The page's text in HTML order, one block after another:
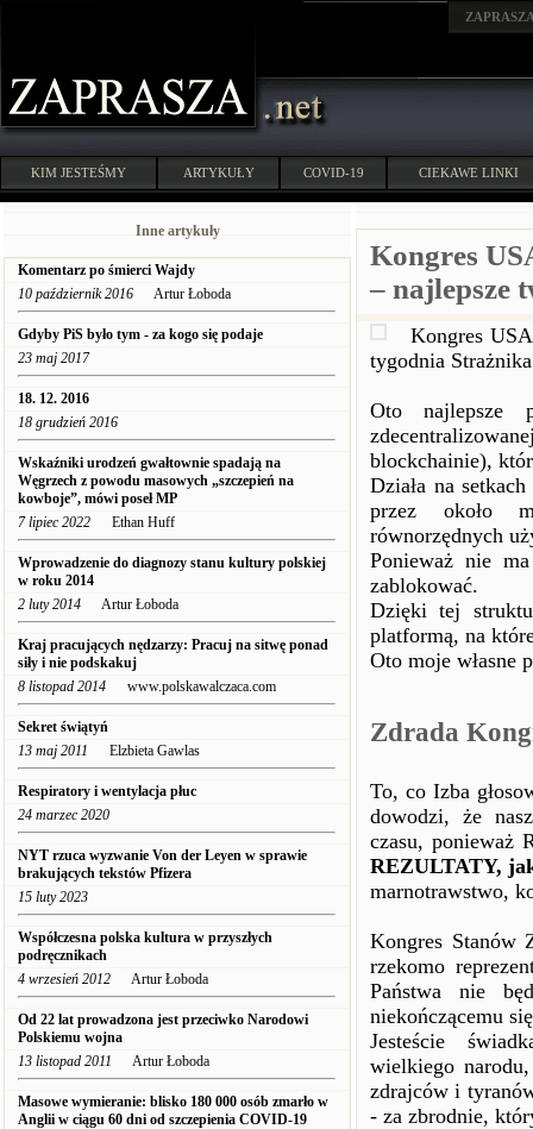
KIM JESTEŚMY ARTYKUŁY COVID-19 CIEKAWE LINKI
Inne artykuły
Komentarz po śmierci Wajdy
10 październik 2016 Artur Łoboda
Gdyby PiS było tym - za kogo się podaje
23 maj 2017
18. 12. 2016
18 grudzień 2016
Wskaźniki urodzeń gwałtownie spadają na
Węgrzech z powodu masowych „szczepień na
kowboje”, mówi poseł MP
7 lipiec 2022 Ethan Huff
Wprowadzenie do diagnozy stanu kultury polskiej
w roku 2014
2 luty 2014 Artur Łoboda
Kraj pracujących nędzarzy: Pracuj na sitwę ponad
siły i nie podskakuj
8 listopad 2014 www.polskawalczaca.com
Sekret świątyń
13 maj 2011 Elzbieta Gawlas
Respiratory i wentylacja płuc
24 marzec 2020
NYT rzuca wyzwanie Von der Leyen w sprawie
brakujących tekstów Pfizera
15 luty 2023
Współczesna polska kultura w przyszłych
podręcznikach
4 wrzesień 2012 Artur Łoboda
Od 22 lat prowadzona jest przeciwko Narodowi
Polskiemu wojna
13 listopad 2011 Artur Łoboda
Masowe wymieranie: blisko 180 000 osób zmarło w
Anglii w ciągu 60 dni od szczepienia COVID-19
Kongres
– najlepsze
Kongres
tygodnia
Oto najlepsze
blockchainie),
Działa na
przez około
równorzędnych
Ponieważ nie
zablokować.
Dzięki tej
platformą, na
Oto moje własne
Zdrada
To, co Izba
dowodzi, że
czasu, ponieważ
REZULTATY,
marnotrawstwo,
Kongres Stanów
rzekomo
Państwa nie
niekończącemu
Jesteście
wielkiego
zdrajców i
- za zbrodnie,